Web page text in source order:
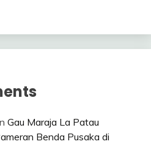
Gau Maraja La Patau
Benda Pusaka di